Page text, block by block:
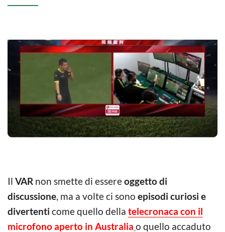
Il VAR non smette di essereoggetto di
discussione, ma a volte ci sono episodi curiosi e
divertenti come quello della telecronaca con il
microfono aperto in Australia o quello accaduto